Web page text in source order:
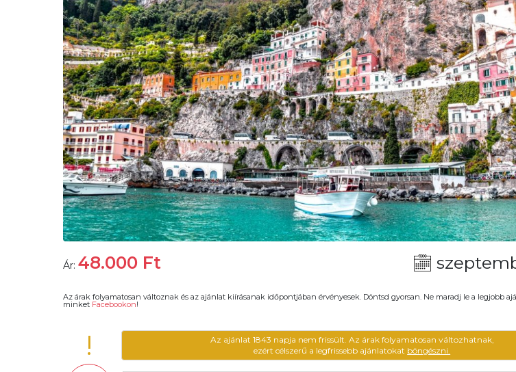
Ár: 48.000 Ft
Az árak folyamatosan változnak és az ajánlat kiírásanak időpontjában érvényesek. Döntsd gyorsan. Ne maradj le a legjobb
minket Facebookon!
!
Az ajánlat 1843 napja nem frissült. Az árak folyamatosan változhatnak,
ezért célszerű a legfrissebb ajánlatokat böngészni.